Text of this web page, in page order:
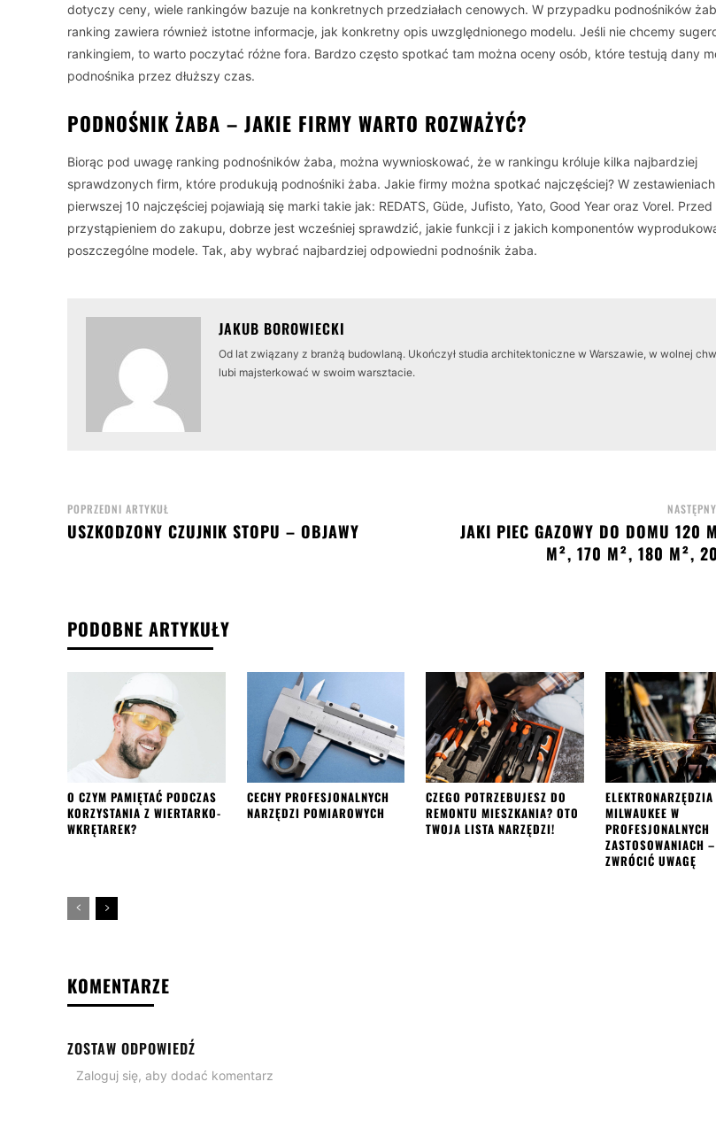
dotyczy ceny, wiele rankingów bazuje na konkretnych przedziałach cenowych. W przypadku podnośników
ranking zawiera również istotne informacje, jak konkretny opis uwzględnionego modelu. Jeśli nie chcemy
rankingiem, to warto poczytać różne fora. Bardzo często spotkać tam można oceny osób, które testują dany
podnośnika przez dłuższy czas.
PODNOŚNIK ŻABA – JAKIE FIRMY WARTO ROZWAŻYĆ?
Biorąc pod uwagę ranking podnośników żaba, można wywnioskować, że w rankingu króluje kilka najbardziej
sprawdzonych firm, które produkują podnośniki żaba. Jakie firmy można spotkać najczęściej? W
pierwszej 10 najczęściej pojawiają się marki takie jak: REDATS, Güde, Jufisto, Yato, Good Year oraz Vorel. Przed
przystąpieniem do zakupu, dobrze jest wcześniej sprawdzić, jakie funkcji i z jakich komponentów
poszczególne modele. Tak, aby wybrać najbardziej odpowiedni podnośnik żaba.
JAKUB BOROWIECKI
Od lat związany z branżą budowlaną. Ukończył studia architektoniczne w Warszawie, w wolnej
lubi majsterkować w swoim warsztacie.
POPRZEDNI ARTYKUŁ
USZKODZONY CZUJNIK STOPU – OBJAWY
JAKI PIEC GAZOWY DO DOMU 120
M², 170 M², 180 M²,
PODOBNE ARTYKUŁY
O CZYM PAMIĘTAĆ PODCZAS
KORZYSTANIA Z WIERTARKO-
WKRĘTAREK?
CECHY PROFESJONALNYCH
NARZĘDZI POMIAROWYCH
CZEGO POTRZEBUJESZ DO
REMONTU MIESZKANIA? OTO
TWOJA LISTA NARZĘDZI!
ELEKTRONARZĘDZIA
MILWAUKEE W
PROFESJONALNYCH
ZASTOSOWANIACH
ZWRÓCIĆ UWAGĘ
KOMENTARZE
ZOSTAW ODPOWIEDŹ
Zaloguj się, aby dodać komentarz